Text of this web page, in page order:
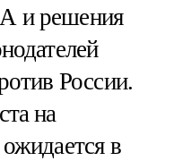
и решения
России.
на
в